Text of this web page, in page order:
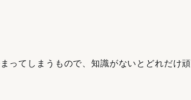
ってしまうもので、知識がないとどれだけ頑